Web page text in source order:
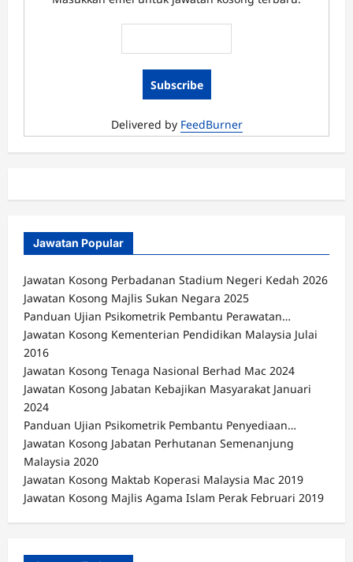
Tanah
Berhad
Delivered by FeedBurner
Jawatan Popular
Jawatan Kosong Perbadanan Stadium Negeri Kedah 2026
Jawatan Kosong Majlis Sukan Negara 2025
Panduan Ujian Psikometrik Pembantu Perawatan…
Jawatan Kosong Kementerian Pendidikan Malaysia Julai
2016
Jawatan Kosong Tenaga Nasional Berhad Mac 2024
Jawatan Kosong Jabatan Kebajikan Masyarakat Januari
2024
Panduan Ujian Psikometrik Pembantu Penyediaan…
Jawatan Kosong Jabatan Perhutanan Semenanjung
Malaysia 2020
Jawatan Kosong Maktab Koperasi Malaysia Mac 2019
Jawatan Kosong Majlis Agama Islam Perak Februari 2019